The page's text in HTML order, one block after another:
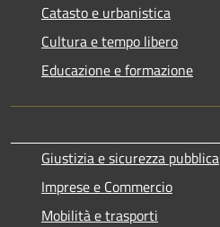
Catasto e urbanistica
Cultura e tempo libero
Educazione e formazione
Giustizia e sicurezza pubblica
Imprese e Commercio
Mobilità e trasporti